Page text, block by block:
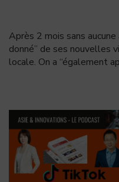
Après 2 mois sans aucune
donné” de ses nouvelles
locale. On a “également